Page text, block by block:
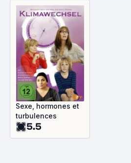
Sexe, hormones et
turbulences
5.5